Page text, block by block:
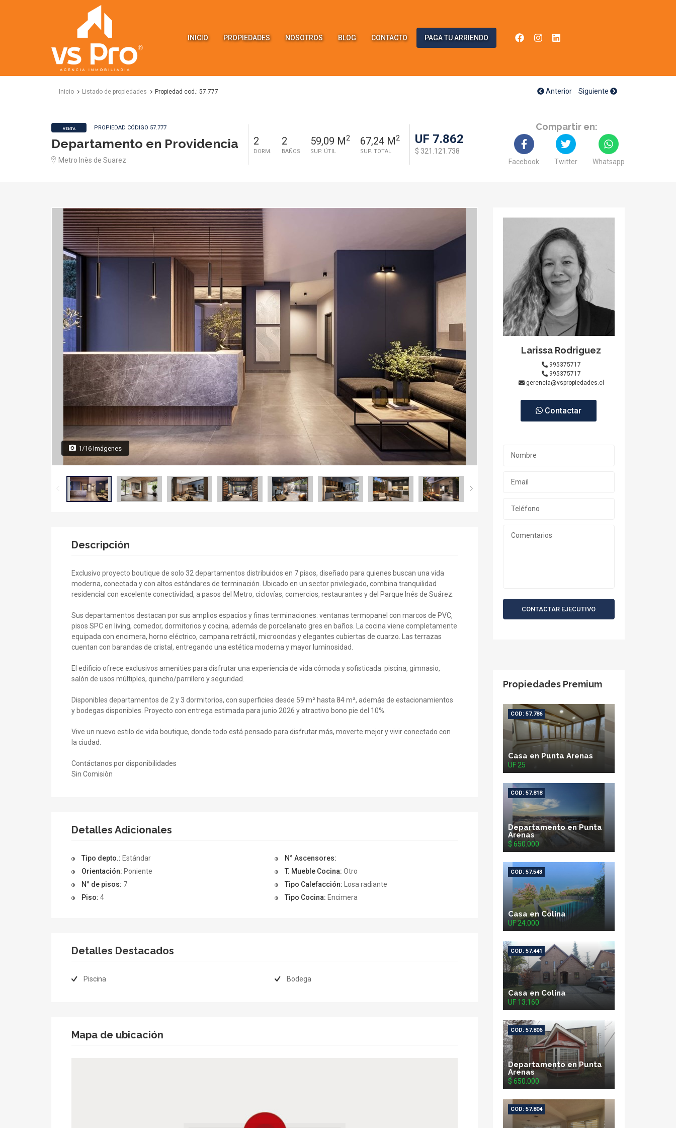
Propiedades
INICIO PROPIEDADES NOSOTROS BLOG CONTACTO PAGA TU ARRIENDO
Inicio Listado de propiedades Propiedad cod.: 57.777 Anterior Siguiente
VENTA PROPIEDAD CÓDIGO 57.777
Departamento en Providencia
Metro Inès de Suarez
2
DORM.
2
BAÑOS
59,09 M2
SUP. ÚTIL
67,24 M2
SUP. TOTAL
UF 7.862
$ 321.121.738
Compartir en:
Facebook Twitter Whatsapp
1/16 Imágenes
Descripción
Exclusivo proyecto boutique de solo 32 departamentos distribuidos en 7 pisos, diseñado para quienes buscan una vida
moderna, conectada y con altos estándares de terminación. Ubicado en un sector privilegiado, combina tranquilidad
residencial con excelente conectividad, a pasos del Metro, ciclovías, comercios, restaurantes y del Parque Inés de Suárez.
Sus departamentos destacan por sus amplios espacios y finas terminaciones: ventanas termopanel con marcos de PVC,
pisos SPC en living, comedor, dormitorios y cocina, además de porcelanato gres en baños. La cocina viene completamente
equipada con encimera, horno eléctrico, campana retráctil, microondas y elegantes cubiertas de cuarzo. Las terrazas
cuentan con barandas de cristal, entregando una estética moderna y mayor luminosidad.
El edificio ofrece exclusivos amenities para disfrutar una experiencia de vida cómoda y sofisticada: piscina, gimnasio,
salón de usos múltiples, quincho/parrillero y seguridad.
Disponibles departamentos de 2 y 3 dormitorios, con superficies desde 59 m² hasta 84 m², además de estacionamientos
y bodegas disponibles. Proyecto con entrega estimada para junio 2026 y atractivo bono pie del 10%.
Vive un nuevo estilo de vida boutique, donde todo está pensado para disfrutar más, moverte mejor y vivir conectado con
la ciudad.
Contáctanos por disponibilidades
Sin Comisiòn
Detalles Adicionales
Tipo depto.: Estándar
Orientación: Poniente
N° de pisos: 7
Piso: 4
N° Ascensores:
T. Mueble Cocina: Otro
Tipo Calefacción: Losa radiante
Tipo Cocina: Encimera
Detalles Destacados
Piscina Bodega
Mapa de ubicación
Larissa Rodriguez
995375717
995375717
gerencia@vspropiedades.cl
Contactar
CONTACTAR EJECUTIVO
Propiedades Premium
COD: 57.786
Casa en Punta Arenas
UF 25
COD: 57.818
Departamento en Punta
Arenas
$ 650.000
COD: 57.543
Casa en Colina
UF 24.000
COD: 57.441
Casa en Colina
UF 13.160
COD: 57.806
Departamento en Punta
Arenas
$ 650.000
COD: 57.804